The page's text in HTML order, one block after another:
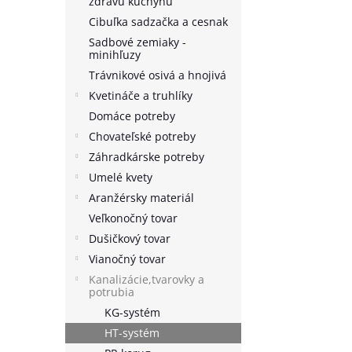
Cibuľka sadzačka a cesnak
Sadbové zemiaky -
minihľuzy
Trávnikové osivá a hnojivá
Kvetináče a truhlíky
Domáce potreby
Chovateľské potreby
Záhradkárske potreby
Umelé kvety
Aranžérsky materiál
Veľkonočný tovar
Dušičkový tovar
Vianočný tovar
Kanalizácie,tvarovky a
potrubia
KG-systém
HT-systém